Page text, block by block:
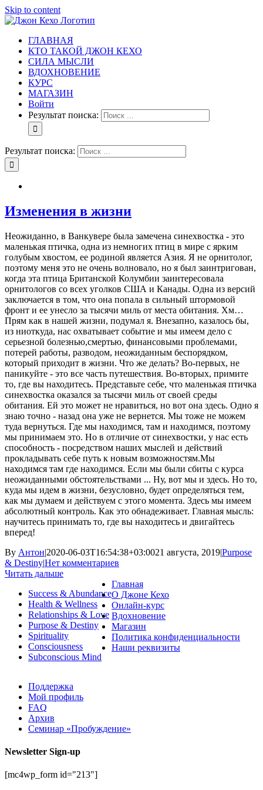
Skip to content
ГЛАВНАЯ
КТО ТАКОЙ ДЖОН КЕХО
СИЛА МЫСЛИ
ВДОХНОВЕНИЕ
КУРС
МАГАЗИН
Войти
Результат поиска:
Результат поиска:
Изменения в жизни
Неожиданно, в Ванкувере была замечена синехвостка - это
маленькая птичка, одна из немногих птиц в мире с ярким
голубым хвостом, ее родиной является Азия. Я не орнитолог,
поэтому меня это не очень волновало, но я был заинтригован,
когда эта птица Британской Колумбии заинтересовала
орнитологов со всех уголков США и Канады. Одна из версий
заключается в том, что она попала в сильный штормовой
фронт и ее унесло за тысячи миль от места обитания. Хм…
Прям как в нашей жизни, подумал я. Внезапно, казалось бы,
из ниоткуда, нас охватывает событие и мы имеем дело с
серьезной болезнью,смертью, финансовыми проблемами,
потерей работы, разводом, неожиданным беспорядком,
который приходит в жизни. Что же делать? Во-первых, не
паникуйте - это все часть путешествия. Во-вторых, примите
то, где вы находитесь. Представьте себе, что маленькая птичка
синехвостка оказался за тысячи миль от своей среды
обитания. Ей это может не нравиться, но вот она здесь. Одно я
знаю точно - назад она уже не вернется. Мы тоже не можем
туда вернуться. Где мы находимся, там и находимся, поэтому
мы принимаем это. Но в отличие от синехвостки, у нас есть
способность - посредством наших мыслей и действий
прокладывать себе путь к новым возможностям.Мы
находимся там где находимся. Если мы были сбиты с курса
неожиданными обстоятельствами ... Ну, вот мы и здесь. Но то,
куда мы идем в жизни, безусловно, будет определяться тем,
как мы думаем и действуем с этого момента. Здесь мы имеем
абсолютный контроль. Как это обнадеживает. Главная мысль:
научитесь принимать то, где вы находитесь и двигайтесь
вперед!
By Антон|2020-06-03T16:54:38+03:0021 августа, 2019|Purpose
& Destiny|Нет комментариев
Читать дальше
Success & Abundance
Health & Wellness
Relationships & Love
Purpose & Destiny
Spirituality
Consciousness
Subconscious Mind
Главная
О Джоне Кехо
Онлайн-курс
Вдохновение
Магазин
Политика конфиденциальности
Наши реквизиты
Поддержка
Мой профиль
FAQ
Архив
Семинар «Пробуждение»
Newsletter Sign-up
[mc4wp_form id="213"]